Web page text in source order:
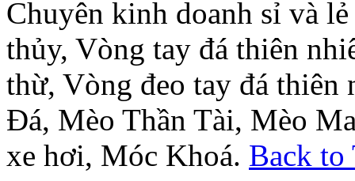
Chuyên kinh doanh sỉ và
thủy, Vòng tay đá thiên
thừ, Vòng đeo tay đá thiên
Đá, Mèo Thần Tài, Mèo
xe hơi, Móc Khoá. Back to